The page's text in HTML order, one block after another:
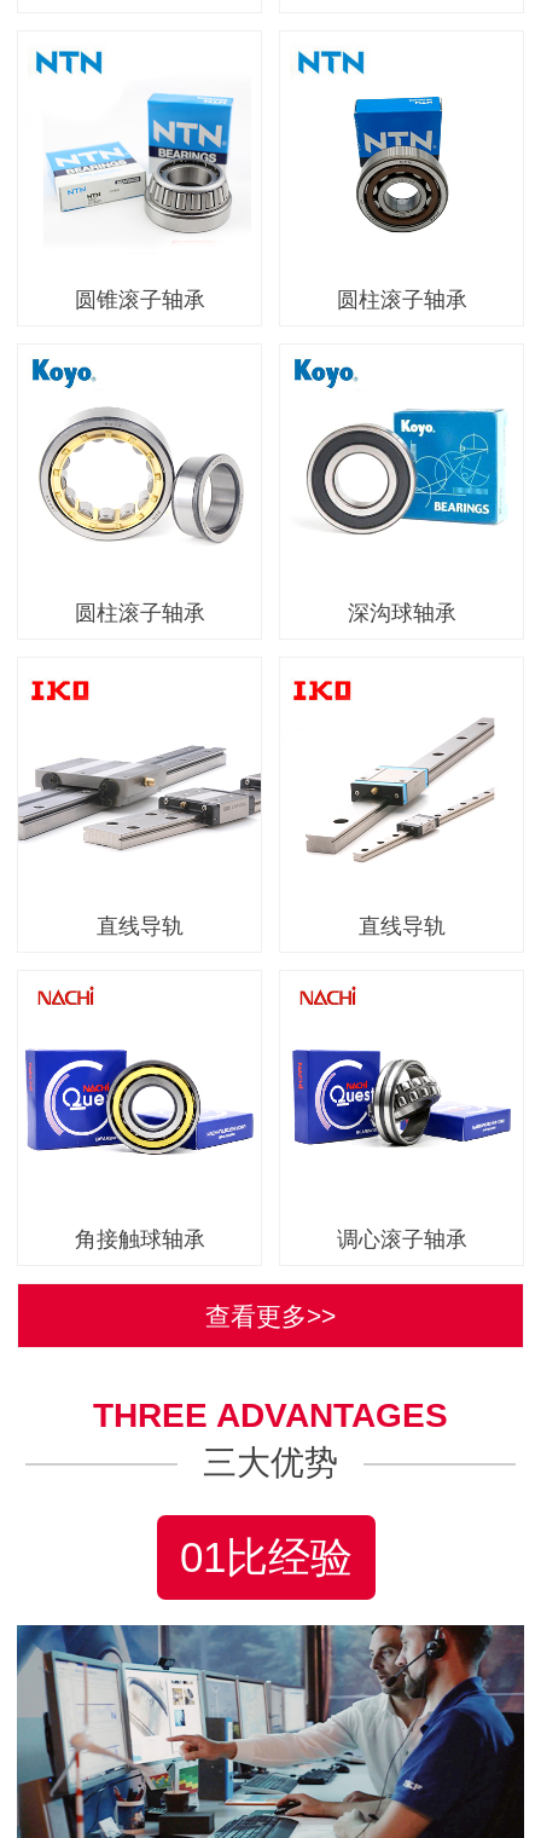
圆锥滚子轴承 圆柱滚子轴承
圆柱滚子轴承 深沟球轴承
直线导轨 直线导轨
角接触球轴承 调心滚子轴承
查看更多>>
THREE ADVANTAGES
三大优势
01比经验